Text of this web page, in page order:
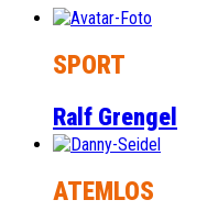
SPORT
Ralf Grengel
ATEMLOS